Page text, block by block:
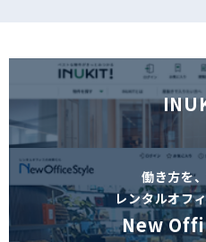
働き方を
レンタルオフ
New